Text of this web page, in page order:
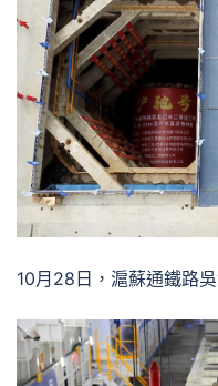
10月28日，滬蘇通鐵路